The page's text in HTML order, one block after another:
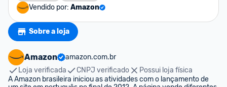
Vendido por: Amazon
Sobre a loja
Amazon
amazon.com.br
Loja verificada
CNPJ verificado
Possui loja física
A Amazon brasileira iniciou as atividades com o lançamento de